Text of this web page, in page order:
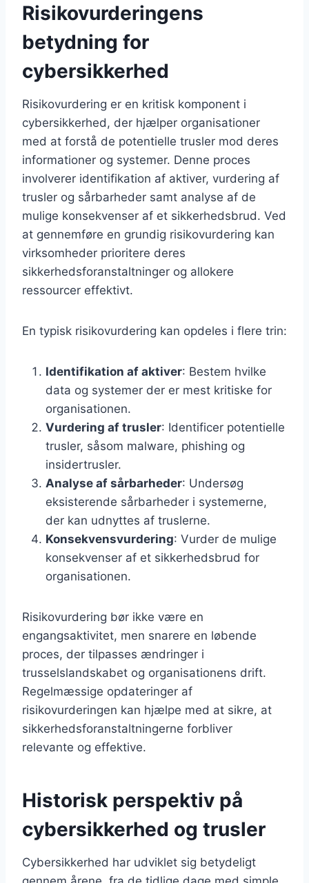
Risikovurderingens
betydning for
cybersikkerhed
Risikovurdering er en kritisk komponent i
cybersikkerhed, der hjælper organisationer
med at forstå de potentielle trusler mod deres
informationer og systemer. Denne proces
involverer identifikation af aktiver, vurdering af
trusler og sårbarheder samt analyse af de
mulige konsekvenser af et sikkerhedsbrud. Ved
at gennemføre en grundig risikovurdering kan
virksomheder prioritere deres
sikkerhedsforanstaltninger og allokere
ressourcer effektivt.
En typisk risikovurdering kan opdeles i flere trin:
Identifikation af aktiver: Bestem hvilke
data og systemer der er mest kritiske for
organisationen.
Vurdering af trusler: Identificer potentielle
trusler, såsom malware, phishing og
insidertrusler.
Analyse af sårbarheder: Undersøg
eksisterende sårbarheder i systemerne,
der kan udnyttes af truslerne.
Konsekvensvurdering: Vurder de mulige
konsekvenser af et sikkerhedsbrud for
organisationen.
Risikovurdering bør ikke være en
engangsaktivitet, men snarere en løbende
proces, der tilpasses ændringer i
trusselslandskabet og organisationens drift.
Regelmæssige opdateringer af
risikovurderingen kan hjælpe med at sikre, at
sikkerhedsforanstaltningerne forbliver
relevante og effektive.
Historisk perspektiv på
cybersikkerhed og trusler
Cybersikkerhed har udviklet sig betydeligt